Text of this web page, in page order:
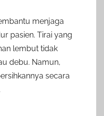
menjaga
pasien. Tirai yang
lembut tidak
debu. Namun,
secara